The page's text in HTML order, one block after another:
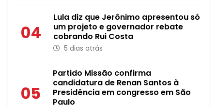
04
Lula diz que Jerônimo apresentou só
um projeto e governador rebate
cobrando Rui Costa
5 dias atrás
05
Partido Missão confirma
candidatura de Renan Santos à
Presidência em congresso em São
Paulo